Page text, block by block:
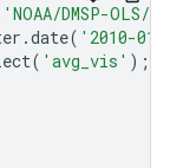
'NOAA/DMSP-OLS/
.date( '2010-
( 'avg_vis' );